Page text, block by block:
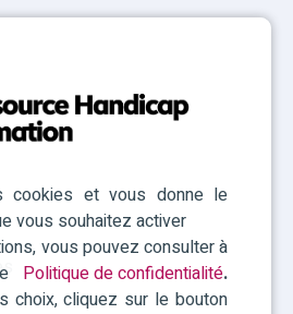
cookies et vous donne le
vous souhaitez activer
vous pouvez consulter à
Politique de confidentialité.
choix, cliquez sur le bouton